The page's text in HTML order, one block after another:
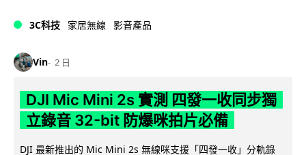
3C科技 家居無線 影音產品
Vin 2 日
DJI Mic Mini 2s 實測 四發一收同步獨
立錄音 32-bit 防爆咪拍片必備
DJI 最新推出的 Mic Mini 2s 無線咪支援「四發一收」分軌錄